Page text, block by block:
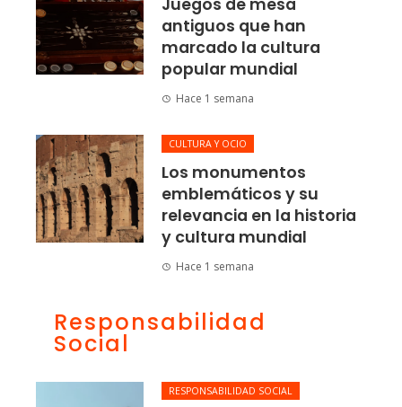
antiguos que han
marcado la cultura
popular mundial
Hace 1 semana
CULTURA Y OCIO
Los monumentos
emblemáticos y su
relevancia en la historia
y cultura mundial
Hace 1 semana
Responsabilidad
Social
RESPONSABILIDAD SOCIAL